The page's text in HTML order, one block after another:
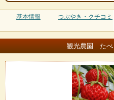
基本情報 つぶやき・クチコミ
観光農園 たべ